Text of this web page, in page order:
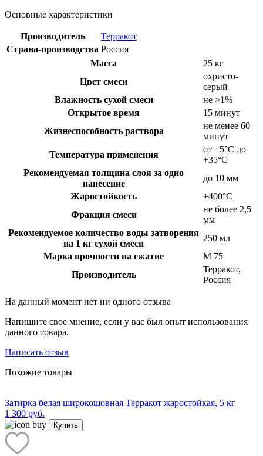
Основные характеристики
Производитель
Терракот
Страна-производства Россия
Масса
25 кг
Цвет смеси
охристо-
серый
Влажность сухой смеси
не >1%
Открытое время
15 минут
Жизнеспособность раствора
не менее 60
минут
Температура применения
от +5°С до
+35°С
Рекомендуемая толщина слоя за одно
нанесение
до 10 мм
Жаростойкость
+400°С
Фракция смеси
не более 2,5
мм
Рекомендуемое количество воды затворения
на 1 кг сухой смеси
250 мл
Марка прочности на сжатие
М 75
Производитель
Терракот,
Россия
На данный момент нет ни одного отзыва
Напишите свое мнение, если у вас был опыт использования
данного товара.
Написать отзыв
Похожие товары
Затирка белая широкошовная Терракот жаростойкая, 5 кг
1 300 руб.
Купить